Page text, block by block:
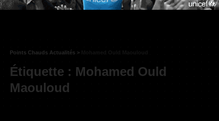
Points Chauds Actualités >
Étiquette : Mohamed Ould
Maouloud